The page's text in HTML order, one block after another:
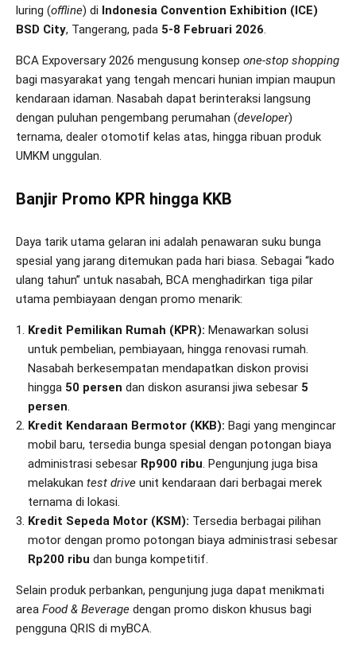
luring (offline) di Indonesia Convention Exhibition (ICE)
BSD City, Tangerang, pada 5-8 Februari 2026.
BCA Expoversary 2026 mengusung konsep one-stop shopping
bagi masyarakat yang tengah mencari hunian impian maupun
kendaraan idaman. Nasabah dapat berinteraksi langsung
dengan puluhan pengembang perumahan (developer)
ternama, dealer otomotif kelas atas, hingga ribuan produk
UMKM unggulan.
Banjir Promo KPR hingga KKB
Daya tarik utama gelaran ini adalah penawaran suku bunga
spesial yang jarang ditemukan pada hari biasa. Sebagai “kado
ulang tahun” untuk nasabah, BCA menghadirkan tiga pilar
utama pembiayaan dengan promo menarik:
Kredit Pemilikan Rumah (KPR): Menawarkan solusi
untuk pembelian, pembiayaan, hingga renovasi rumah.
Nasabah berkesempatan mendapatkan diskon provisi
hingga 50 persen dan diskon asuransi jiwa sebesar 5
persen.
Kredit Kendaraan Bermotor (KKB): Bagi yang mengincar
mobil baru, tersedia bunga spesial dengan potongan biaya
administrasi sebesar Rp900 ribu. Pengunjung juga bisa
melakukan test drive unit kendaraan dari berbagai merek
ternama di lokasi.
Kredit Sepeda Motor (KSM): Tersedia berbagai pilihan
motor dengan promo potongan biaya administrasi sebesar
Rp200 ribu dan bunga kompetitif.
Selain produk perbankan, pengunjung juga dapat menikmati
area Food & Beverage dengan promo diskon khusus bagi
pengguna QRIS di myBCA.